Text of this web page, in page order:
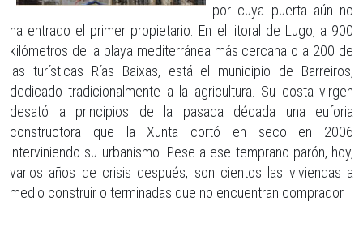
por cuya puerta aún no
ha entrado el primer propietario. En el litoral de Lugo, a 900
kilómetros de la playa mediterránea más cercana o a 200 de
las turísticas Rías Baixas, está el municipio de Barreiros,
dedicado tradicionalmente a la agricultura. Su costa virgen
desató a principios de la pasada década una euforia
constructora que la Xunta cortó en seco en 2006
interviniendo su urbanismo. Pese a ese temprano parón, hoy,
varios años de crisis después, son cientos las viviendas a
medio construir o terminadas que no encuentran comprador.